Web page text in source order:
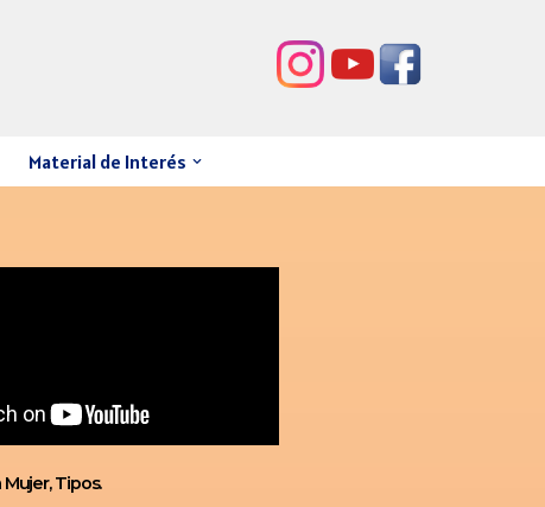
Material de Interés
Tipos.